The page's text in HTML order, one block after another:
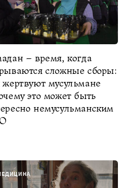
– время, когда
сложные сборы:
жертвуют мусульмане
это может быть
немусульманским